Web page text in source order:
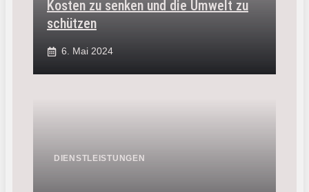
Kosten zu senken und die Umwelt zu
schützen
6. Mai 2024
DIENSTLEISTUNGEN